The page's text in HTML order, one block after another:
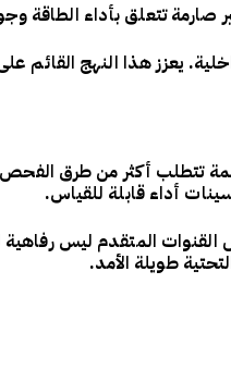
صارمة تتعلق بأداء الطاقة
يعزز هذا النهج القائم على
تتطلب أكثر من طرق الفحص
أداء قابلة للقياس.
المتقدم ليس رفاهية
طويلة الأمد.